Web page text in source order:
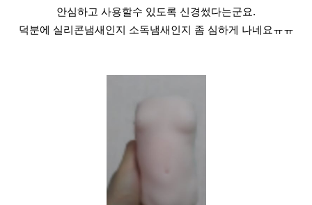
안심하고 사용할수 있도록 신경썼다는군요.
덕분에 실리콘냄새인지 소독냄새인지 좀 심하게 나네요ㅠㅠ